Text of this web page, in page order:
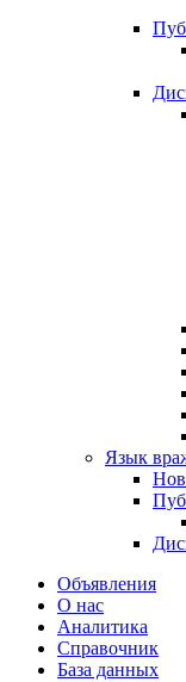
Язык
Объявления
О нас
Аналитика
Справочник
База данных